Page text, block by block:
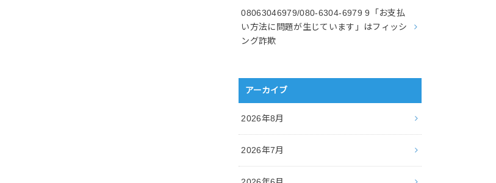
08063046979/080-6304-6979 9「お支払
い方法に問題が生じています」はフィッシ
ング詐欺
アーカイブ
2026年8月
2026年7月